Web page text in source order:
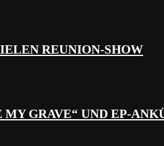
REUNION-SHOW
GRAVE“ UND EP-